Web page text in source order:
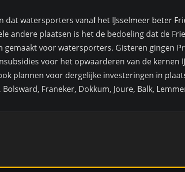
dat watersporters vanaf het IJsselmeer beter
andere plaatsen is het de bedoeling dat de
gemaakt voor watersporters. Gisteren gingen
voor het opwaarderen van de kernen
plannen voor dergelijke investeringen in
Franeker, Dokkum, Joure, Balk,